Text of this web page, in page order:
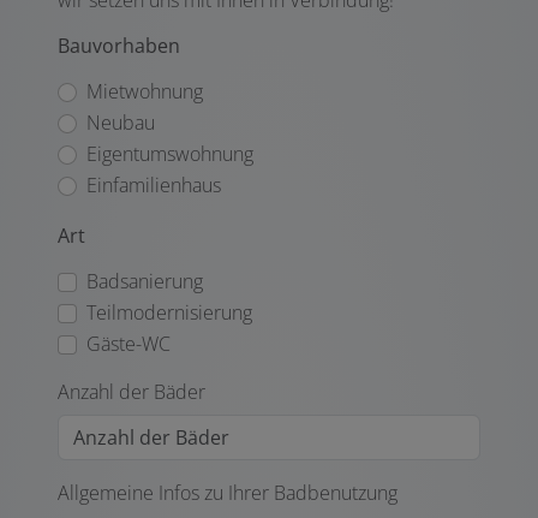
Bauvorhaben
Mietwohnung
Neubau
Eigentumswohnung
Einfamilienhaus
Art
Badsanierung
Teilmodernisierung
Gäste-WC
Anzahl der Bäder
Allgemeine Infos zu Ihrer Badbenutzung